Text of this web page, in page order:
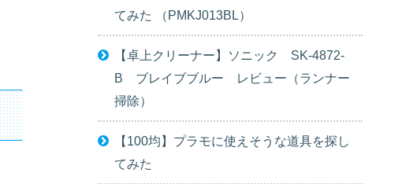
てみた （PMKJ013BL）
【卓上クリーナー】ソニック SK-4872-
B ブレイブブルー レビュー（ランナー
掃除）
【100均】プラモに使えそうな道具を探し
てみた